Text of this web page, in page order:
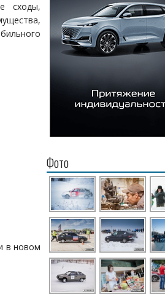
сходы,
в новом
Фото